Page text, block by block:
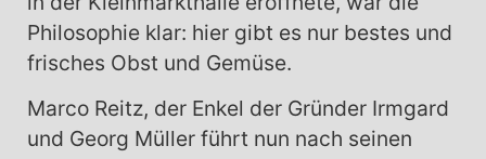
Philosophie klar: hier gibt es nur bestes und
frisches Obst und Gemüse.
Marco Reitz, der Enkel der Gründer Irmgard
und Georg Müller führt nun nach seinen